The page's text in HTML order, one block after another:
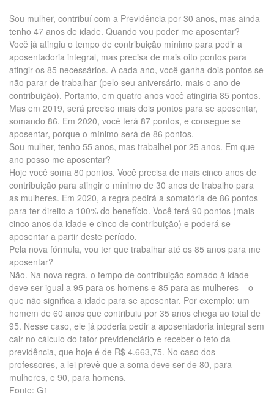
Sou mulher, contribuí com a Previdência por 30 anos, mas ainda
tenho 47 anos de idade. Quando vou poder me aposentar?
Você já atingiu o tempo de contribuição mínimo para pedir a
aposentadoria integral, mas precisa de mais oito pontos para
atingir os 85 necessários. A cada ano, você ganha dois pontos se
não parar de trabalhar (pelo seu aniversário, mais o ano de
contribuição). Portanto, em quatro anos você atingiria 85 pontos.
Mas em 2019, será preciso mais dois pontos para se aposentar,
somando 86. Em 2020, você terá 87 pontos, e consegue se
aposentar, porque o mínimo será de 86 pontos.
Sou mulher, tenho 55 anos, mas trabalhei por 25 anos. Em que
ano posso me aposentar?
Hoje você soma 80 pontos. Você precisa de mais cinco anos de
contribuição para atingir o mínimo de 30 anos de trabalho para
as mulheres. Em 2020, a regra pedirá a somatória de 86 pontos
para ter direito a 100% do benefício. Você terá 90 pontos (mais
cinco anos da idade e cinco de contribuição) e poderá se
aposentar a partir deste período.
Pela nova fórmula, vou ter que trabalhar até os 85 anos para me
aposentar?
Não. Na nova regra, o tempo de contribuição somado à idade
deve ser igual a 95 para os homens e 85 para as mulheres – o
que não significa a idade para se aposentar. Por exemplo: um
homem de 60 anos que contribuiu por 35 anos chega ao total de
95. Nesse caso, ele já poderia pedir a aposentadoria integral sem
cair no cálculo do fator previdenciário e receber o teto da
previdência, que hoje é de R$ 4.663,75. No caso dos
professores, a lei prevê que a soma deve ser de 80, para
mulheres, e 90, para homens.
Fonte: G1